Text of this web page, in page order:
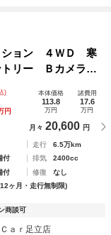
ション ４ＷＤ 寒
トリー Ｂカメラ
ズコントロー
ＢＳ 記録簿 スマ
)
円
本体価格
113.8
万円
諸費用
17.6
万円
月々 20,600 円
走行
6.5万km
付 排気
2400cc
付 修復
なし
ヶ月・走行無制限)
商談可
ａｒ足立店